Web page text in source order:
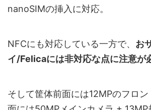
nanoSIMの挿入に対応。
NFCにも対応している一方で、 お
イ/Felicaには非対応な点に注意が
そして筐体前面には12MPのフロ